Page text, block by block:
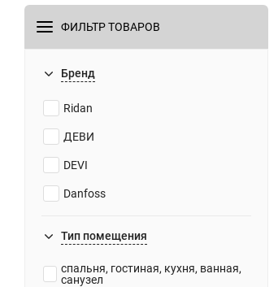
ФИЛЬТР ТОВАРОВ
Бренд
Ridan
ДЕВИ
DEVI
Danfoss
Тип помещения
спальня, гостиная, кухня, ванная,
санузел